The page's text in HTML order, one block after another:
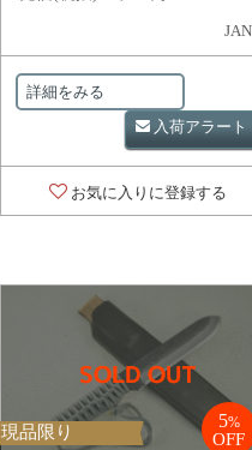
詳細をみる
入荷アラート
お気に入りに登録する
現品限り
5%
OFF